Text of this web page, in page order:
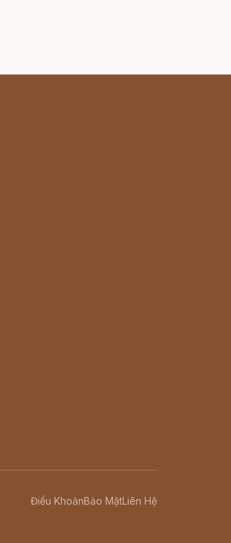
Điều KhoảnBảo MậtLiên Hệ